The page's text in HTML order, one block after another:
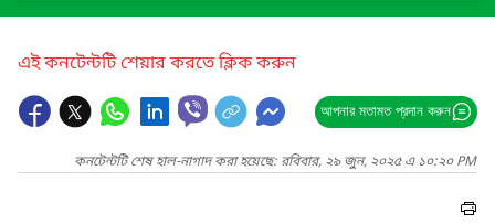
এই কনটেন্টটি শেয়ার করতে ক্লিক করুন
আপনার মতামত প্রদান করুন
কনটেন্টটি শেষ হাল-নাগাদ করা হয়েছে: রবিবার, ২৯ জুন, ২০২৫ এ ১০:২০ PM